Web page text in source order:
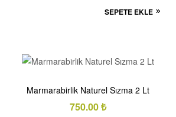
SEPETE EKLE
Marmarabirlik Naturel Sızma 2 Lt
750.00₺